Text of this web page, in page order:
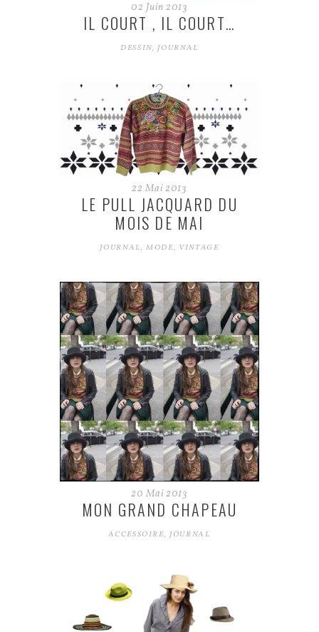
02 Juin 2013
IL COURT , IL COURT…
DESSIN,JOURNAL
22 Mai2013
LE PULL JACQUARD DU
MOIS DE MAI
JOURNAL,MODE, VINTAGE
20 Mai2013
MON GRAND CHAPEAU
ACCESSOIRE,JOURNAL